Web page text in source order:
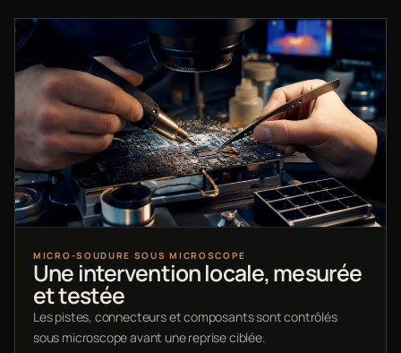
MICRO-SOUDURE SOUS MICROSCOPE
Une intervention locale, mesurée
et testée
Les pistes, connecteurs et composants sont contrôlés
sous microscope avant une reprise ciblée.